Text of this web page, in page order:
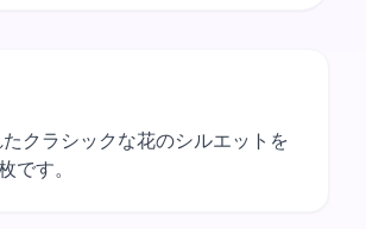
クラシックな花のシルエットを
です。